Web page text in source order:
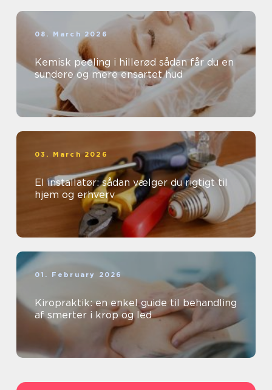
08. March 2026
Kemisk peeling i hillerød sådan får du en
sundere og mere ensartet hud
03. March 2026
El installatør: sådan vælger du rigtigt til
hjem og erhverv
01. February 2026
Kiropraktik: en enkel guide til behandling
af smerter i krop og led